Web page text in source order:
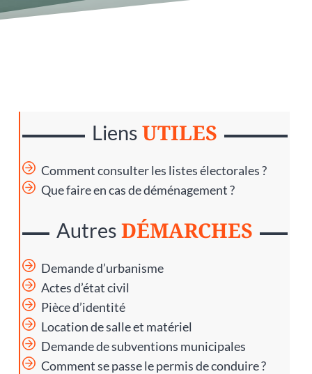
LiensUTILES
Comment consulter les listes électorales ?
Que faire en cas de déménagement ?
AutresDÉMARCHES
Demande d’urbanisme
Actes d’état civil
Pièce d’identité
Location de salle et matériel
Demande de subventions municipales
Comment se passe le permis de conduire ?